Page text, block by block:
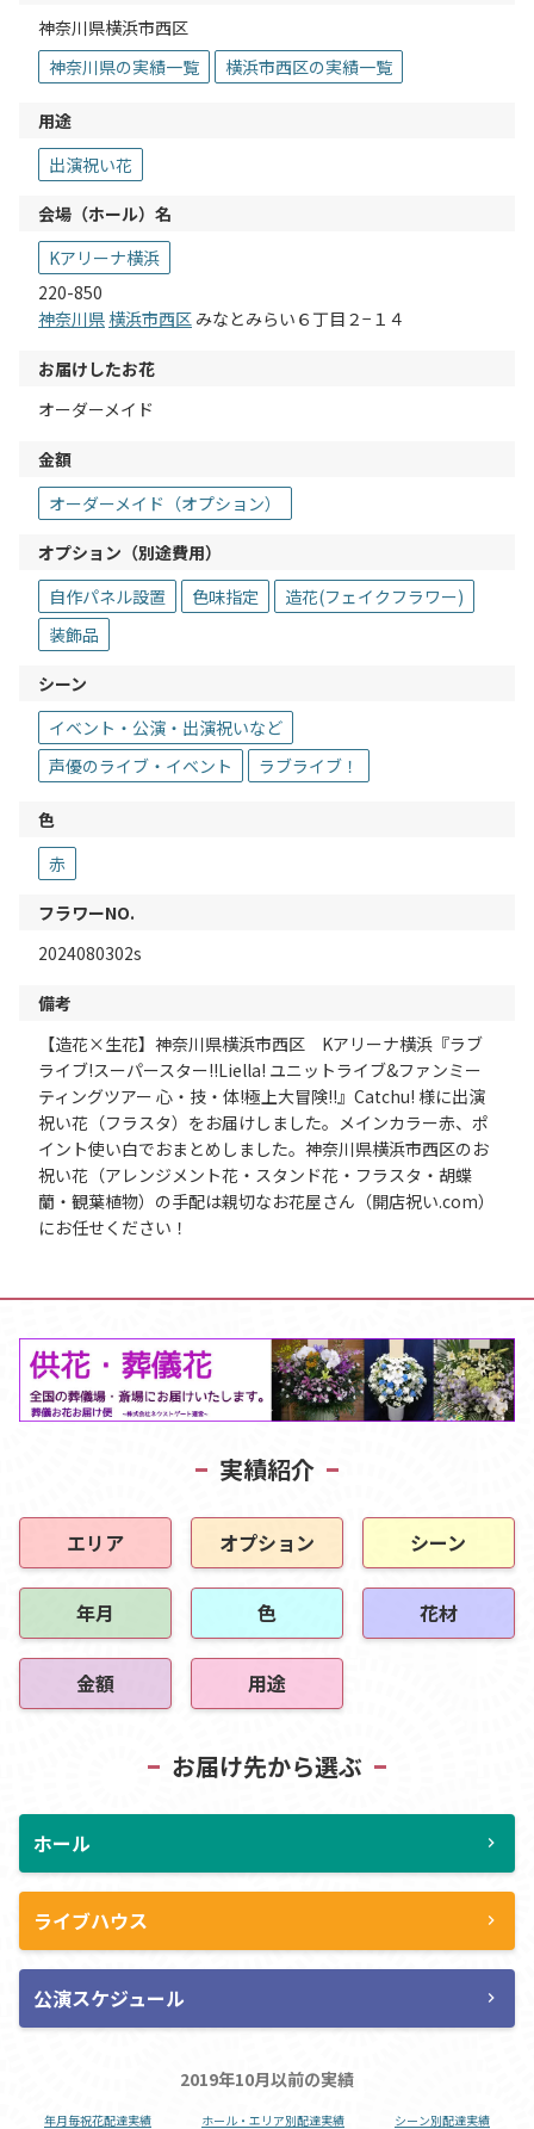
神奈川県横浜市西区
神奈川県の実績一覧
横浜市西区の実績一覧
用途
出演祝い花
会場（ホール）名
Kアリーナ横浜
220-850
神奈川県横浜市西区 みなとみらい６丁目２−１４
お届けしたお花
オーダーメイド
金額
オーダーメイド（オプション）
オプション（別途費用）
自作パネル設置
色味指定
造花(フェイクフラワー)
装飾品
シーン
イベント・公演・出演祝いなど
声優のライブ・イベント
ラブライブ！
色
赤
フラワーNO.
2024080302s
備考
【造花×生花】神奈川県横浜市西区 Kアリーナ横浜『ラブ
ライブ!スーパースター!!Liella! ユニットライブ&ファンミー
ティングツアー 心・技・体!極上大冒険!!』Catchu! 様に出演
祝い花（フラスタ）をお届けしました。メインカラー赤、ポ
イント使い白でおまとめしました。神奈川県横浜市西区のお
祝い花（アレンジメント花・スタンド花・フラスタ・胡蝶
蘭・観葉植物）の手配は親切なお花屋さん（開店祝い.com）
にお任せください！
実績紹介
エリア オプション シーン
年月 色 花材
金額 用途
お届け先から選ぶ
ホール chevron_right
ライブハウス chevron_right
公演スケジュール chevron_right
2019年10月以前の実績
年月毎祝花配達実績 ホール・エリア別配達実績 シーン別配達実績